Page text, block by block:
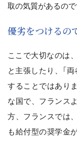
取の気質があるので
優劣をつけるの
ここで大切なのは
と主張したり、「
することではあり
な国で、フランス
方、フランスでは
も給付型の奨学金